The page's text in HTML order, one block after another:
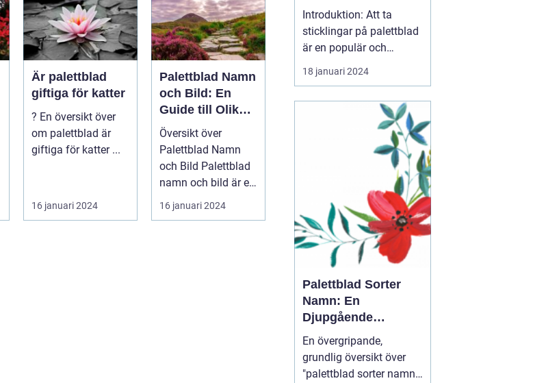
Är palettblad
giftiga för katter
? En översikt över
om palettblad är
giftiga för katter ...
16 januari 2024
Palettblad Namn
och Bild: En
Guide till Olika
Typer och
Egenskaper
Översikt över
Palettblad Namn
och Bild Palettblad
namn och bild är en
fascinerande
universum av oli...
16 januari 2024
framgångsrik
förökning
Introduktion: Att ta
sticklingar på palettblad
är en populär och
spännande metod för att
föröka och sprida denna
artikel kommer vi att gå
in i detaljer om hur du
kan ta sticklingar på
palettblad, vilka olika
18 januari 2024
Palettblad Sorter
Namn: En
Djupgående
Översikt
En övergripande,
grundlig översikt över
"palettblad sorter namn"